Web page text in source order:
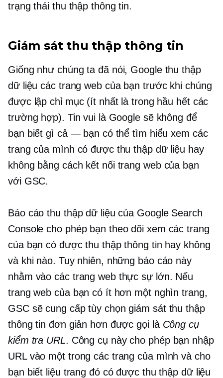
trạng thái thu thập thông tin.
Giám sát thu thập thông tin
Giống như chúng ta đã nói, Google thu thập
dữ liệu các trang web của bạn trước khi chúng
được lập chỉ mục (ít nhất là trong hầu hết các
trường hợp). Tin vui là Google sẽ không để
bạn biết gì cả — bạn có thể tìm hiểu xem các
trang của mình có được thu thập dữ liệu hay
không bằng cách kết nối trang web của bạn
với GSC.
Báo cáo thu thập dữ liệu của Google Search
Console cho phép bạn theo dõi xem các trang
của bạn có được thu thập thông tin hay không
và khi nào. Tuy nhiên, những báo cáo này
nhằm vào các trang web thực sự lớn. Nếu
trang web của bạn có ít hơn một nghìn trang,
GSC sẽ cung cấp tùy chọn giám sát thu thập
thông tin đơn giản hơn được gọi là Công cụ
kiểm tra URL. Công cụ này cho phép bạn nhập
URL vào một trong các trang của mình và cho
bạn biết liệu trang đó có được thu thập dữ liệu